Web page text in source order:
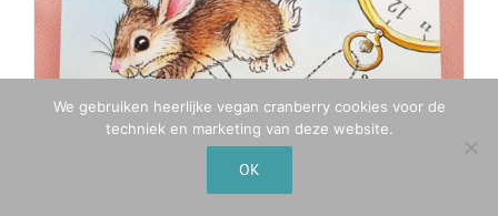
We gebruiken heerlijke vegan cranberry cookies voor de
techniek en marketing van deze website.
OK